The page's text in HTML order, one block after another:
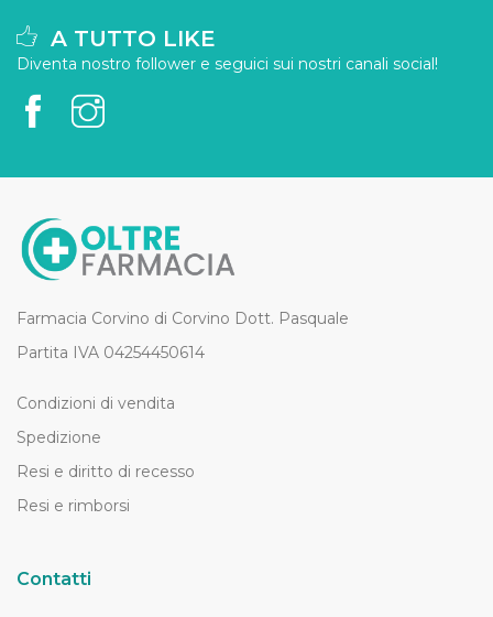
A TUTTO LIKE
Diventa nostro follower e seguici sui nostri canali social!
Farmacia Corvino di Corvino Dott. Pasquale
Partita IVA 04254450614
Condizioni di vendita
Spedizione
Resi e diritto di recesso
Resi e rimborsi
Contatti